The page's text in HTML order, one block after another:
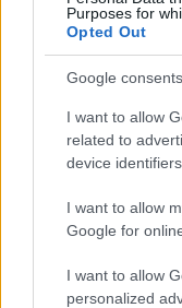
Purposes for
Opted Out
Google consents
I want to allow
related to
device
I want to allow
Google for
I want to allow
personalized
je iz Vijeća
#london